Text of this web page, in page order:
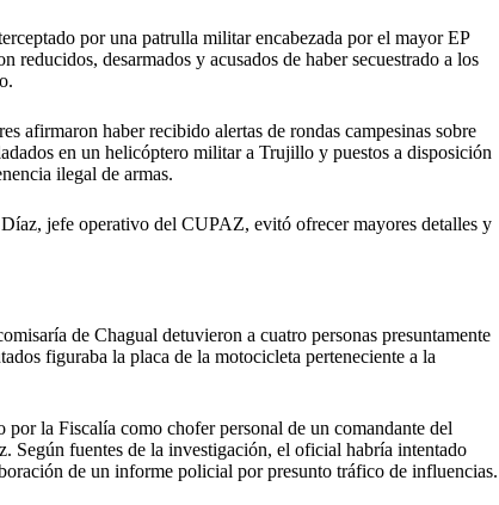
por una patrulla militar encabezada por el mayor EP
desarmados y acusados de haber secuestrado a los
afirmaron haber recibido alertas de rondas campesinas sobre
en un helicóptero militar a Trujillo y puestos a disposición
ilegal de armas.
jefe operativo del CUPAZ, evitó ofrecer mayores detalles y
de Chagual detuvieron a cuatro personas presuntamente
figuraba la placa de la motocicleta perteneciente a la
la Fiscalía como chofer personal de un comandante del
fuentes de la investigación, el oficial habría intentado
de un informe policial por presunto tráfico de influencias.